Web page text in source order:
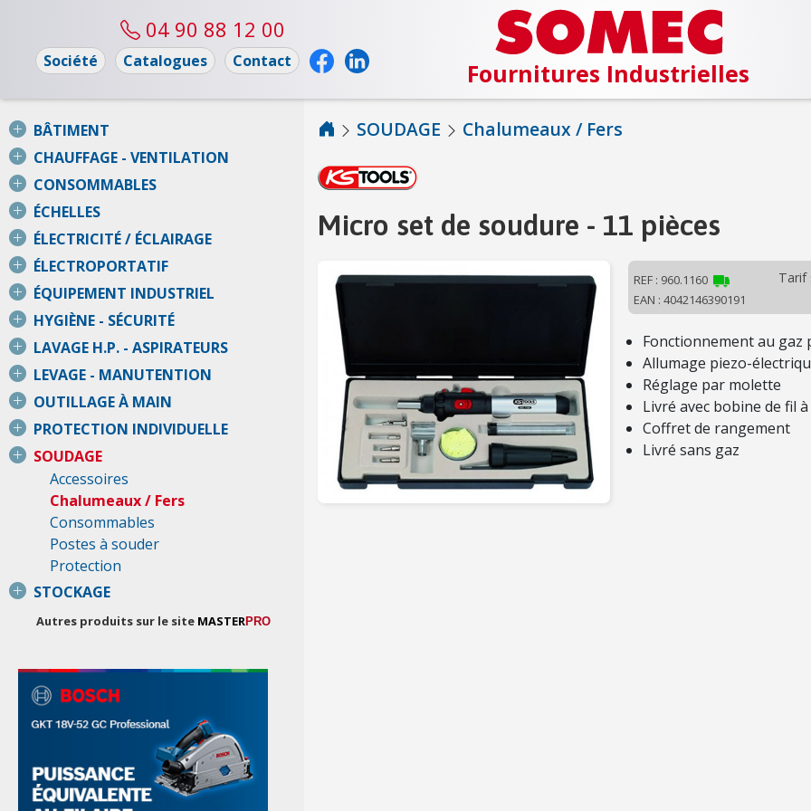
04 90 88 12 00
Société Catalogues Contact Fournitures Industrielles
BÂTIMENT
CHAUFFAGE - VENTILATION
CONSOMMABLES
ÉCHELLES
ÉLECTRICITÉ / ÉCLAIRAGE
ÉLECTROPORTATIF
ÉQUIPEMENT INDUSTRIEL
HYGIÈNE - SÉCURITÉ
LAVAGE H.P. - ASPIRATEURS
LEVAGE - MANUTENTION
OUTILLAGE À MAIN
PROTECTION INDIVIDUELLE
SOUDAGE
Accessoires
Chalumeaux / Fers
Consommables
Postes à souder
Protection
STOCKAGE
Autres produits sur le site MASTERPRO
SOUDAGE Chalumeaux / Fers
Micro set de soudure - 11 pièces
REF : 960.1160
EAN : 4042146390191
Tarif
Fonctionnement au gaz
Allumage piezo-
Réglage par molette
Livré avec bobine de fil
Coffret de rangement
Livré sans gaz